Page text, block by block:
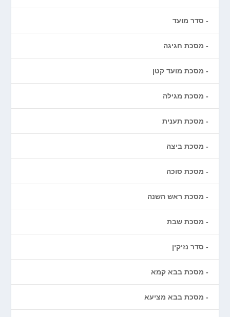
סדר מועד
מסכת חגיגה
מסכת מועד קטן
מסכת מגילה
מסכת תענית
מסכת ביצה
מסכת סוכה
מסכת ראש השנה
מסכת שבת
סדר נזיקין
מסכת בבא קמא
מסכת בבא מציעא